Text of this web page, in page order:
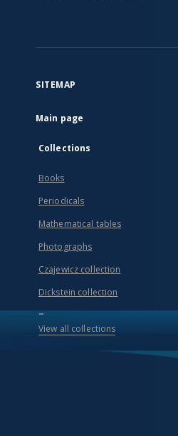
SITEMAP
Main page
Collections
Books
Periodicals
Mathematical tables
Photographs
Czajewicz collection
Dickstein collection
...
View all collections